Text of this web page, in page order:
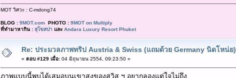
MOT วิศวะ : C-mdong74
BLOG : 9MOT.comPHOTO : 9MOT on Multiply
ที่ทำมาหากิน : สุโขสปา และ Andara Luxury Resort Phuket
Re: ประมวลภาพทริป Austria & Swiss (แถมด้วย Germany นิดโหน่ย)
« ตอบ #129 เมื่อ:04 มิถุนายน 2554, 09:23:50 »
ภาพแบบนี้พบได้เสมอบนเขาสูงของสวิส ฯ อยากลองแต่ใจไม่ถึง